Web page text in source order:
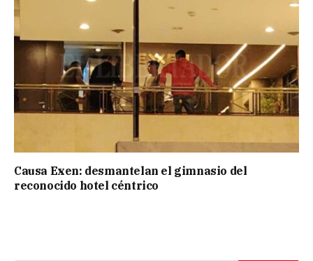
Causa Exen: desmantelan el gimnasio del
reconocido hotel céntrico